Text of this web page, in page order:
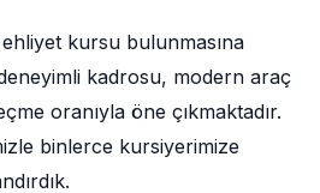
kursu bulunmasına
kadrosu, modern araç
oranıyla öne çıkmaktadır.
binlerce kursiyerimize